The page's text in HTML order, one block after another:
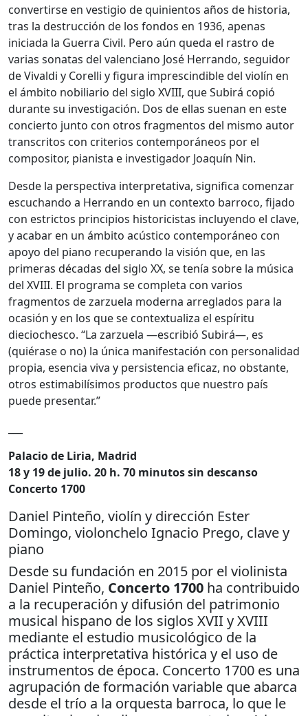
convertirse en vestigio de quinientos años de historia,
tras la destrucción de los fondos en 1936, apenas
iniciada la Guerra Civil. Pero aún queda el rastro de
varias sonatas del valenciano José Herrando, seguidor
de Vivaldi y Corelli y figura imprescindible del violín en
el ámbito nobiliario del siglo XVIII, que Subirá copió
durante su investigación. Dos de ellas suenan en este
concierto junto con otros fragmentos del mismo autor
transcritos con criterios contemporáneos por el
compositor, pianista e investigador Joaquín Nin.
Desde la perspectiva interpretativa, significa comenzar
escuchando a Herrando en un contexto barroco, fijado
con estrictos principios historicistas incluyendo el clave,
y acabar en un ámbito acústico contemporáneo con
apoyo del piano recuperando la visión que, en las
primeras décadas del siglo XX, se tenía sobre la música
del XVIII. El programa se completa con varios
fragmentos de zarzuela moderna arreglados para la
ocasión y en los que se contextualiza el espíritu
dieciochesco. “La zarzuela —escribió Subirá—, es
(quiérase o no) la única manifestación con personalidad
propia, esencia viva y persistencia eficaz, no obstante,
otros estimabilísimos productos que nuestro país
puede presentar.”
Palacio de Liria, Madrid
18 y 19 de julio. 20 h. 70 minutos sin descanso
Concerto 1700
Daniel Pinteño, violín y dirección Ester
Domingo, violonchelo Ignacio Prego, clave y
piano
Desde su fundación en 2015 por el violinista
Daniel Pinteño, Concerto 1700 ha contribuido
a la recuperación y difusión del patrimonio
musical hispano de los siglos XVII y XVIII
mediante el estudio musicológico de la
práctica interpretativa histórica y el uso de
instrumentos de época. Concerto 1700 es una
agrupación de formación variable que abarca
desde el trío a la orquesta barroca, lo que le